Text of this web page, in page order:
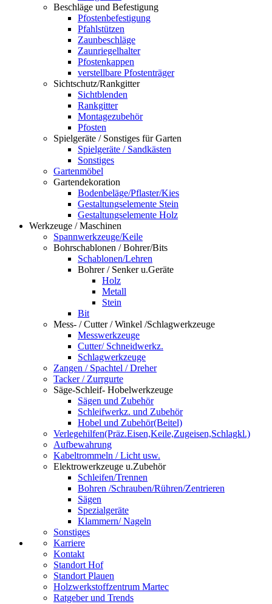
Beschläge und Befestigung
Pfostenbefestigung
Pfahlstützen
Zaunbeschläge
Zaunriegelhalter
Pfostenkappen
verstellbare Pfostenträger
Sichtschutz/Rankgitter
Sichtblenden
Rankgitter
Montagezubehör
Pfosten
Spielgeräte / Sonstiges für Garten
Spielgeräte / Sandkästen
Sonstiges
Gartenmöbel
Gartendekoration
Bodenbeläge/Pflaster/Kies
Gestaltungselemente Stein
Gestaltungselemente Holz
Werkzeuge / Maschinen
Spannwerkzeuge/Keile
Bohrschablonen / Bohrer/Bits
Schablonen/Lehren
Bohrer / Senker u.Geräte
Holz
Metall
Stein
Bit
Mess- / Cutter / Winkel /Schlagwerkzeuge
Messwerkzeuge
Cutter/ Schneidwerkz.
Schlagwerkzeuge
Zangen / Spachtel / Dreher
Tacker / Zurrgurte
Säge-Schleif- Hobelwerkzeuge
Sägen und Zubehör
Schleifwerkz. und Zubehör
Hobel und Zubehör(Beitel)
Verlegehilfen(Präz.Eisen,Keile,Zugeisen,Schlagkl.)
Aufbewahrung
Kabeltrommeln / Licht usw.
Elektrowerkzeuge u.Zubehör
Schleifen/Trennen
Bohren /Schrauben/Rühren/Zentrieren
Sägen
Spezialgeräte
Klammern/ Nageln
Sonstiges
Karriere
Kontakt
Standort Hof
Standort Plauen
Holzwerkstoffzentrum Martec
Ratgeber und Trends